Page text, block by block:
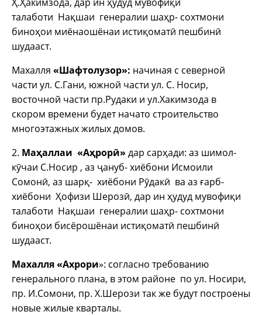
талаботи Нақшаи генералии шаҳр- сохтмони
биноҳои миёнаошёнаи истиқоматӣ пешбинӣ
шудааст.
Махалля «Шафтолузор»: начиная с северной
части ул. С.Гани, южной части ул. С. Носир,
восточной части пр.Рудаки и ул.Хакимзода в
скором времени будет начато строительство
многоэтажных жилых домов.
2. Маҳаллаи «Аҳрорӣ» дар сарҳади: аз шимол-
кӯчаи С.Носир , аз ҷануб- хиёбони Исмоили
Сомонӣ, аз шарқ- хиёбони Рӯдакӣ ва аз ғарб-
хиёбони Ҳофизи Шерозӣ, дар ин ҳудуд мувофиқи
талаботи Нақшаи генералии шаҳр- сохтмони
биноҳои бисёрошёнаи истиқоматӣ пешбинӣ
шудааст.
Махалля «Ахрори»: согласно требованию
генерального плана, в этом районе по ул. Носири,
пр. И.Сомони, пр. Х.Шерози так же будут построены
новые жилые кварталы.